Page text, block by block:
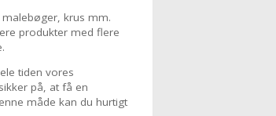
krus mm.
produkter med flere
tiden vores
på, at få en
måde kan du hurtigt